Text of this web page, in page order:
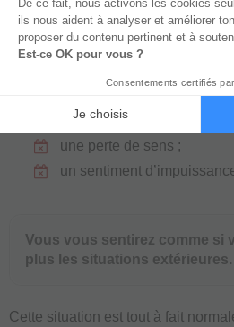
long terme.
Sentiment d’impuissance ou de
un vide intérieur ;
une perte de sens ;
un sentiment
Vous vous sentirez comme si
plus les situations extérieures.
Cette situation est tout à fait